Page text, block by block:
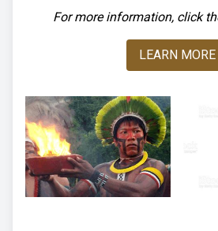
For more information, click
LEARN MORE